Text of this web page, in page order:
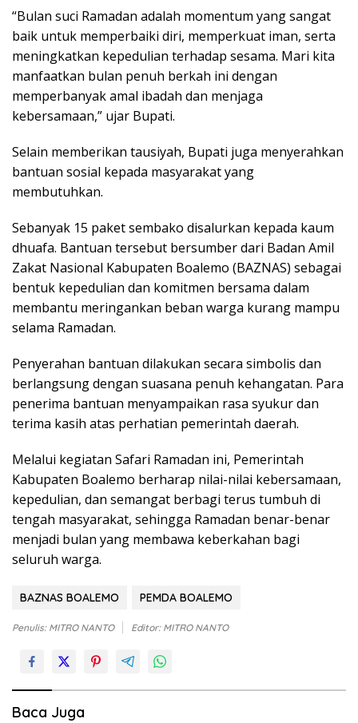
“Bulan suci Ramadan adalah momentum yang sangat
baik untuk memperbaiki diri, memperkuat iman, serta
meningkatkan kepedulian terhadap sesama. Mari kita
manfaatkan bulan penuh berkah ini dengan
memperbanyak amal ibadah dan menjaga
kebersamaan,” ujar Bupati.
Selain memberikan tausiyah, Bupati juga menyerahkan
bantuan sosial kepada masyarakat yang
membutuhkan.
Sebanyak 15 paket sembako disalurkan kepada kaum
dhuafa. Bantuan tersebut bersumber dari Badan Amil
Zakat Nasional Kabupaten Boalemo (BAZNAS) sebagai
bentuk kepedulian dan komitmen bersama dalam
membantu meringankan beban warga kurang mampu
selama Ramadan.
Penyerahan bantuan dilakukan secara simbolis dan
berlangsung dengan suasana penuh kehangatan. Para
penerima bantuan menyampaikan rasa syukur dan
terima kasih atas perhatian pemerintah daerah.
Melalui kegiatan Safari Ramadan ini, Pemerintah
Kabupaten Boalemo berharap nilai-nilai kebersamaan,
kepedulian, dan semangat berbagi terus tumbuh di
tengah masyarakat, sehingga Ramadan benar-benar
menjadi bulan yang membawa keberkahan bagi
seluruh warga.
BAZNAS BOALEMO PEMDA BOALEMO
Penulis: MITRO NANTO Editor: MITRO NANTO
Baca Juga